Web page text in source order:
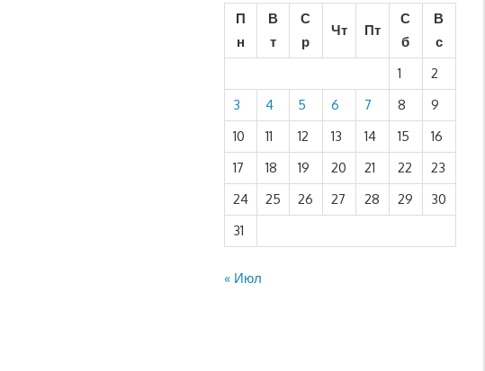
П
н
В
т
С
р
Чт Пт
С
б
В
с
1
2
3
4 5 6 7 8
9
10
11 12 13 14 15
16
17
18 19 20 21 22
23
24
25 26 27 28 29
30
31
« Июл